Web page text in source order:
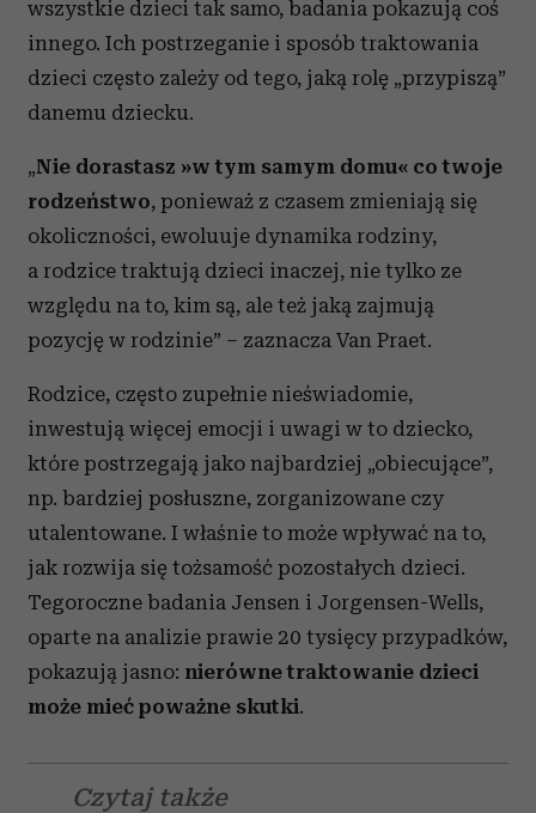
wszystkie dzieci tak samo, badania pokazują coś
innego. Ich postrzeganie i sposób traktowania
dzieci często zależy od tego, jaką rolę „przypiszą”
danemu dziecku.
„Nie dorastasz »w tym samym domu« co twoje
rodzeństwo, ponieważ z czasem zmieniają się
okoliczności, ewoluuje dynamika rodziny,
a rodzice traktują dzieci inaczej, nie tylko ze
względu na to, kim są, ale też jaką zajmują
pozycję w rodzinie” – zaznacza Van Praet.
Rodzice, często zupełnie nieświadomie,
inwestują więcej emocji i uwagi w to dziecko,
które postrzegają jako najbardziej „obiecujące”,
np. bardziej posłuszne, zorganizowane czy
utalentowane. I właśnie to może wpływać na to,
jak rozwija się tożsamość pozostałych dzieci.
Tegoroczne badania Jensen i Jorgensen-Wells,
oparte na analizie prawie 20 tysięcy przypadków,
pokazują jasno: nierówne traktowanie dzieci
może mieć poważne skutki.
Czytaj także